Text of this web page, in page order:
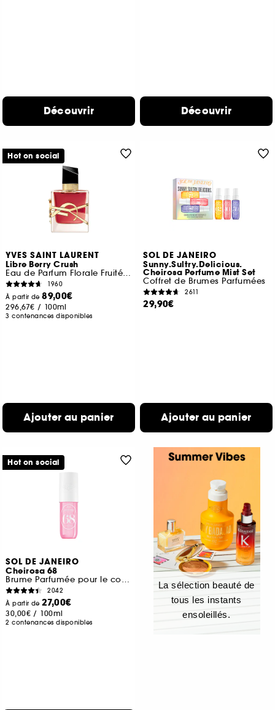
Découvrir Découvrir
YVES SAINT LAURENT
Libre Berry Crush
Eau de Parfum Florale Fruitée pour femme
1960
À partir de89,00€
296,67€ / 100ml
3 contenances disponibles
Ajouter au panier
Hot on social
SOL DE JANEIRO
Sunny.Sultry.Delicious.
Cheirosa Perfume Mist Set
Coffret de Brumes Parfumées
2611
29,90€
Ajouter au panier
SOL DE JANEIRO
Cheirosa 68
Brume Parfumée pour le corps et les cheveux
2042
À partir de27,00€
30,00€ / 100ml
2 contenances disponibles
Hot on social
La sélection beauté de
tous les instants
ensoleillés.